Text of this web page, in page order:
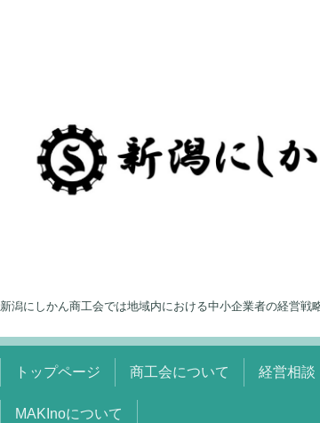
新潟にしかん商工会では地域内における中小企業者の経営戦
トップページ 商工会について 経営相談
MAKInoについて